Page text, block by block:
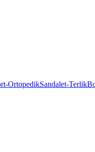
OrtopedikSandalet-Terlik